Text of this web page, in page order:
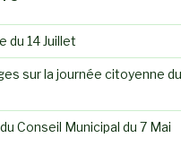
du 14 Juillet
sur la journée citoyenne
Conseil Municipal du 7 Mai